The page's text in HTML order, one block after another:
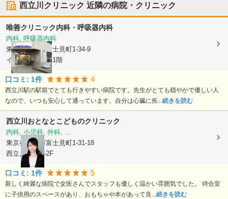
西立川クリニック 近隣の病院・クリニック
唯善クリニック内科・呼吸器内科
内科, 呼吸器内科
東京都立川市富士見町1-34-9
イーストンビル1階
口コミ: 1件 4
西立川駅の駅前でとても行きやすい病院です。先生がとても穏やかで優しい人
なので、いつも安心して通っています。自分は心臓に疾... 続きを読む
西立川おとなとこどものクリニック
内科, 小児科, 外科, ...
東京都立川市富士見町1-31-18
西立川KIビル2F
口コミ: 1件 5
新しく綺麗な病院で女医さんでスタッフも優しく温かい雰囲気でした。 待合室
に子供用のスペースがあり、おもちゃや本があって良... 続きを読む